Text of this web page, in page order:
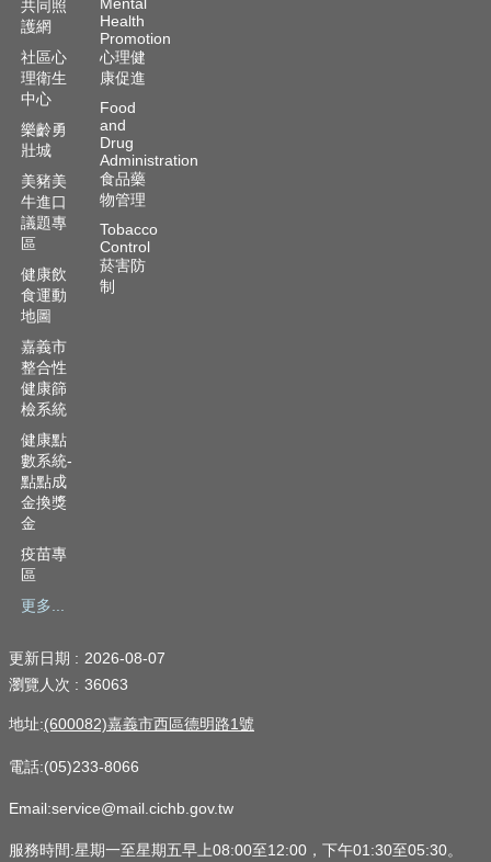
共同照
護網
社區心
理衛生
中心
樂齡勇
壯城
美豬美
牛進口
議題專
區
健康飲
食運動
地圖
嘉義市
整合性
健康篩
檢系統
健康點
數系統-
點點成
金換獎
金
疫苗專
區
更多...
Health
Promotion
心理健
康促進
Food
and
Drug
Administration
食品藥
物管理
Tobacco
Control
菸害防
制
更新日期
2026-08-07
瀏覽人次
36063
地址:(600082)嘉義市西區德明路1號
電話:(05)233-8066
Email:service@mail.cichb.gov.tw
服務時間:星期一至星期五早上08:00至12:00，下午01:30至05:30。